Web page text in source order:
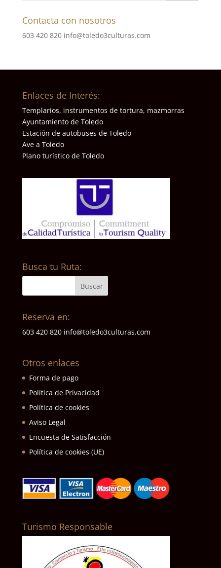
Contacta con nosotros
603 420 820 info@toledo3culturas.com
Enlaces de Interés:
Templarios, instrumentos de tortura, mazmorras
Ayuntamiento de Toledo
Estación de autobuses de Toledo
Ave a Toledo
Plano turístico de Toledo
Busca tu Ruta:
Reserva en:
603 420 820 info@toledo3culturas.com
Otros enlaces
Forma de pago
Política de Privacidad
Política de cookies
Aviso Legal
Encuesta de Satisfacción
Política de cookies (UE)
Turismo Responsable